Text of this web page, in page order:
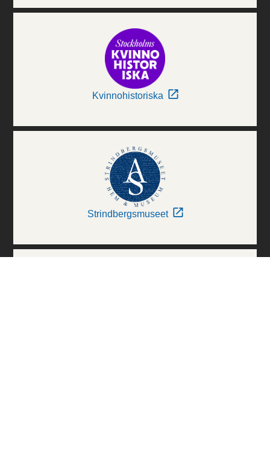
Kvinnohistoriska
Strindbergsmuseet